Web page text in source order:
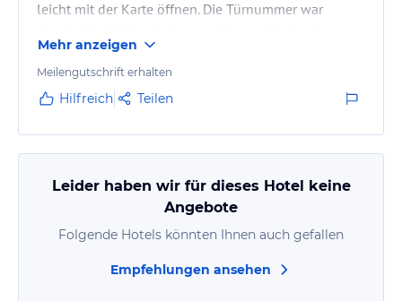
leicht mit der Karte öffnen. Die Türnummer war
lesen. Noch deutlicher unterhalb der Hinweis auf
Non-Smoking.
Rechts an der Wand neben der Tür waren sogleich
meine Lieblingswerkzeuge - sprich Bügelbrett und
Bügeleisen. Ein Holz-Kofferständer wartete dann
Das Bett mit dem blumigen Überwurf…
Mehr anzeigen
Meilengutschrift erhalten
Hilfreich Teilen
Leider haben wir für dieses Hotel keine
Angebote
Folgende Hotels könnten Ihnen auch gefallen
Empfehlungen ansehen